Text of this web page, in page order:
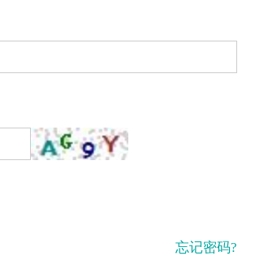
忘记密码?